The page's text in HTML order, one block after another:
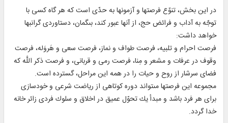
در اين بخش، تنوّع فرصت‏ها و آزمون‏ها به حدّى است كه هر گاه كسى با
توجّه به آداب و فرائض حج، از آنها عبور كند، بى‏گمان، دستاوردى گران‏بها
خواهد داشت:
فرصت احرام و تلبيه، فرصت طواف و نماز، فرصت سعى و هَروَله، فرصت
وقوف در عرفات و مشعر و مِنا، فرصت رمى و قربانى، و فرصت ذكر اللَّه كه
فضاى سرشار از روح و حيات را در همه اين مراحل، گسترده است.
مجموعه اين فرصت‏ها مى‏تواند دوره كوتاهى از رياضت شرعى و خودسازى
براى هر فرد باشد و مبدأ يك تحوّل عميق در اخلاق و سلوك فردى زائر خانه
خدا گردد.